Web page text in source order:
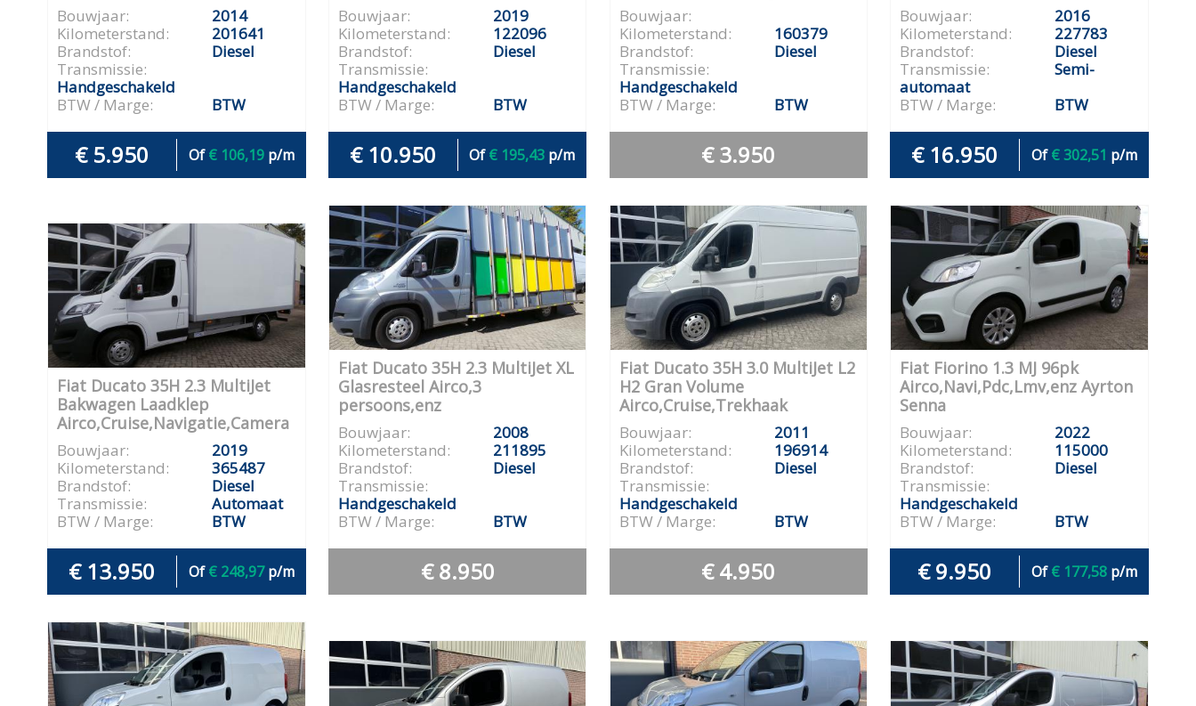
Bouwjaar:
2014
Kilometerstand:
201641
Brandstof:
Diesel
Transmissie:
Handgeschakeld
BTW / Marge:
BTW
€ 5.950 Of€ 106,19p/m
Bouwjaar:
2019
Kilometerstand:
122096
Brandstof:
Diesel
Transmissie:
Handgeschakeld
BTW / Marge:
BTW
€ 10.950 Of€ 195,43 p/m
Bouwjaar:
Kilometerstand:
160379
Brandstof:
Diesel
Transmissie:
Handgeschakeld
BTW / Marge:
BTW
€ 3.950
Bouwjaar:
2016
Kilometerstand:
227783
Brandstof:
Diesel
Transmissie:
Semi-
automaat
BTW / Marge:
BTW
€ 16.950 Of€ 302,51 p/m
Fiat Ducato 35H 2.3 MultiJet
Bakwagen Laadklep
Airco,Cruise,Navigatie,Camera
Bouwjaar:
2019
Kilometerstand:
365487
Brandstof:
Diesel
Transmissie:
Automaat
BTW / Marge:
BTW
€ 13.950 Of€ 248,97p/m
Fiat Ducato 35H 2.3 MultiJet XL
Glasresteel Airco,3
persoons,enz
Bouwjaar:
2008
Kilometerstand:
211895
Brandstof:
Diesel
Transmissie:
Handgeschakeld
BTW / Marge:
BTW
€ 8.950
Fiat Ducato 35H 3.0 MultiJet L2
H2 Gran Volume
Airco,Cruise,Trekhaak
Bouwjaar:
2011
Kilometerstand:
196914
Brandstof:
Diesel
Transmissie:
Handgeschakeld
BTW / Marge:
BTW
€ 4.950
Fiat Fiorino 1.3 MJ 96pk
Airco,Navi,Pdc,Lmv,enz Ayrton
Senna
Bouwjaar:
2022
Kilometerstand:
115000
Brandstof:
Diesel
Transmissie:
Handgeschakeld
BTW / Marge:
BTW
€ 9.950 Of€ 177,58 p/m